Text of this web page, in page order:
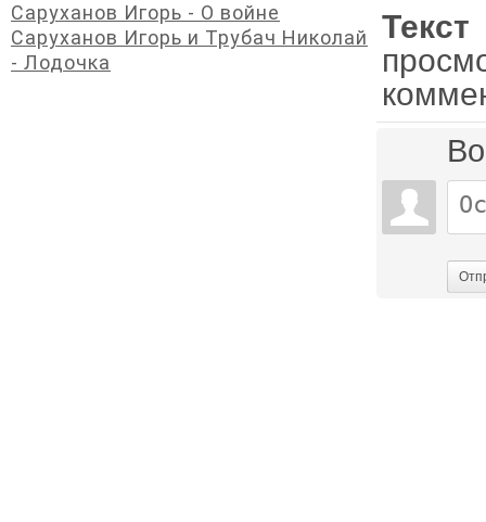
Саруханов Игорь - О войне
Саруханов Игорь и Трубач Николай
- Лодочка